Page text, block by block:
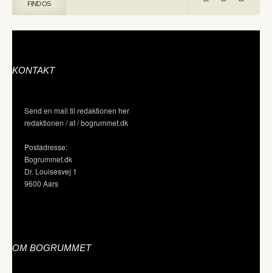
FIND OS
KONTAKT
Send en mail til redaktionen her
redaktionen / at / bogrummet.dk
Postadresse:
Bogrummet.dk
Dr. Louisesvej 1
9600 Aars
OM BOGRUMMET